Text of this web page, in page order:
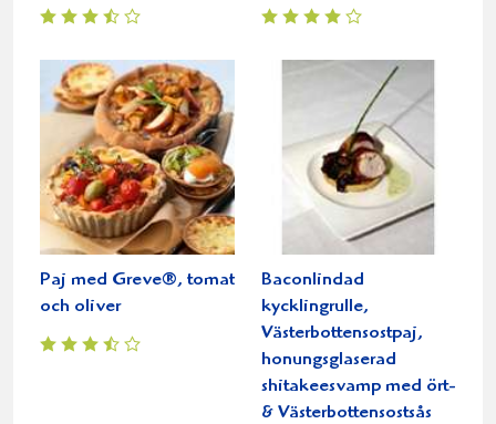
Paj med Greve®, tomat
och oliver
Baconlindad
kycklingrulle,
Västerbottensostpaj,
honungsglaserad
shitakeesvamp med ört-
& Västerbottensostsås